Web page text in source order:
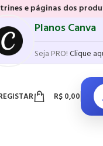
dos produtos, sem
Planos Canva
Seja PRO!Clique
R$0,00